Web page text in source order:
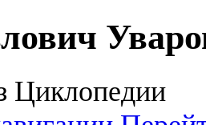
Циклопедии